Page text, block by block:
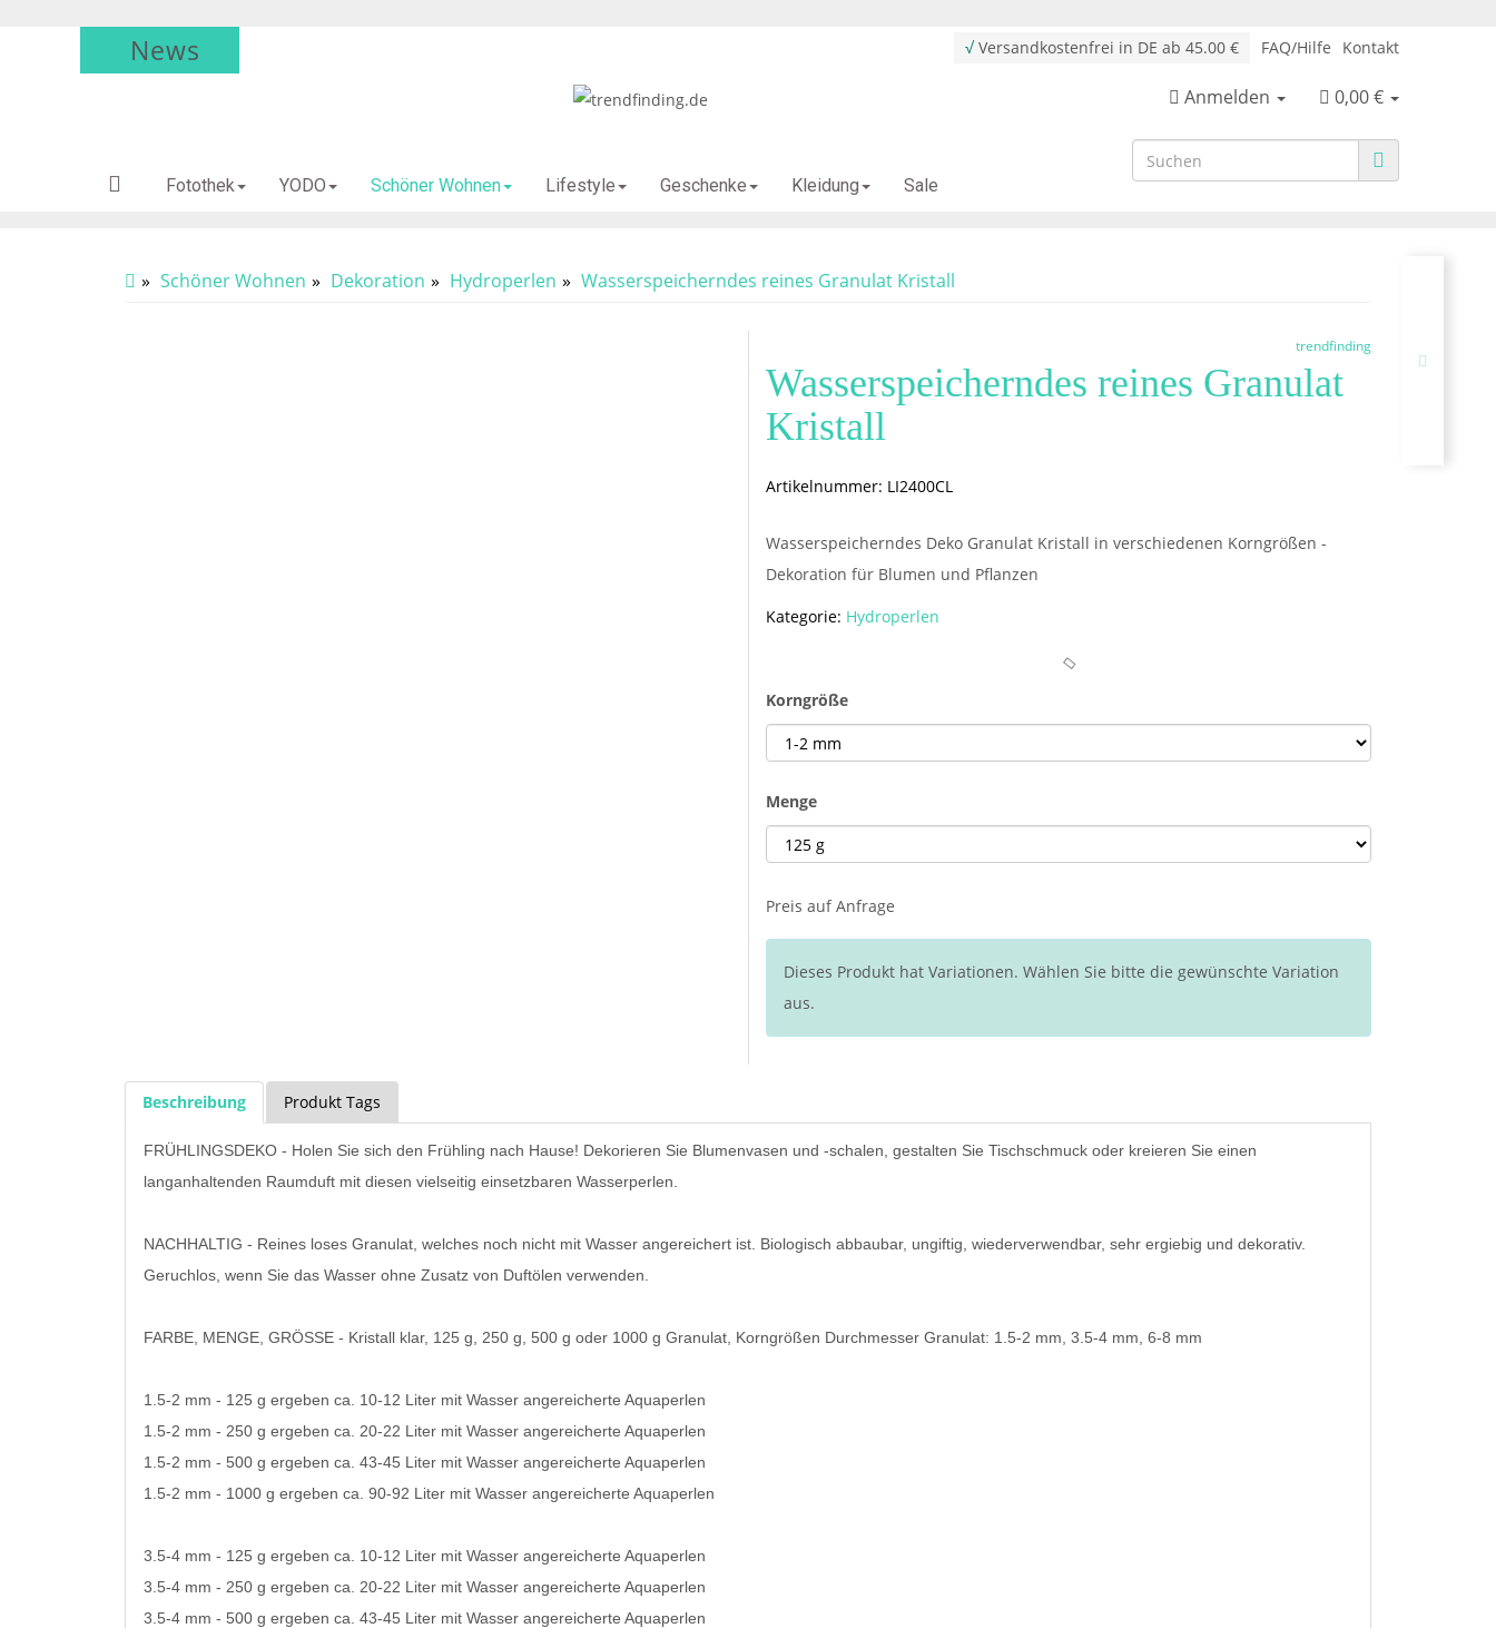
√Versandkostenfrei in DE ab 45.00 € FAQ/Hilfe Kontakt
News
Anmelden 0,00 €
Fotothek YODO Schöner Wohnen Lifestyle Geschenke Kleidung Sale
Schöner Wohnen Dekoration Hydroperlen Wasserspeicherndes reines Granulat Kristall
trendfinding
Wasserspeicherndes reines Granulat
Kristall
Artikelnummer: LI2400CL
Wasserspeicherndes Deko Granulat Kristall in verschiedenen Korngrößen -
Dekoration für Blumen und Pflanzen
Kategorie: Hydroperlen
Korngröße
Menge
Preis auf Anfrage
Dieses Produkt hat Variationen. Wählen Sie bitte die gewünschte Variation
aus.
Beschreibung Produkt Tags
FRÜHLINGSDEKO - Holen Sie sich den Frühling nach Hause! Dekorieren Sie Blumenvasen und -schalen, gestalten Sie Tischschmuck oder kreieren Sie einen
langanhaltenden Raumduft mit diesen vielseitig einsetzbaren Wasserperlen.
NACHHALTIG - Reines loses Granulat, welches noch nicht mit Wasser angereichert ist. Biologisch abbaubar, ungiftig, wiederverwendbar, sehr ergiebig und dekorativ.
Geruchlos, wenn Sie das Wasser ohne Zusatz von Duftölen verwenden.
FARBE, MENGE, GRÖSSE - Kristall klar, 125 g, 250 g, 500 g oder 1000 g Granulat, Korngrößen Durchmesser Granulat: 1.5-2 mm, 3.5-4 mm, 6-8 mm
1.5-2 mm - 125 g ergeben ca. 10-12 Liter mit Wasser angereicherte Aquaperlen
1.5-2 mm - 250 g ergeben ca. 20-22 Liter mit Wasser angereicherte Aquaperlen
1.5-2 mm - 500 g ergeben ca. 43-45 Liter mit Wasser angereicherte Aquaperlen
1.5-2 mm - 1000 g ergeben ca. 90-92 Liter mit Wasser angereicherte Aquaperlen
3.5-4 mm - 125 g ergeben ca. 10-12 Liter mit Wasser angereicherte Aquaperlen
3.5-4 mm - 250 g ergeben ca. 20-22 Liter mit Wasser angereicherte Aquaperlen
3.5-4 mm - 500 g ergeben ca. 43-45 Liter mit Wasser angereicherte Aquaperlen